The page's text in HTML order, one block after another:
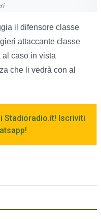
il difensore classe
attaccante classe
caso in vista
che li vedrà con al
Stadioradio.it! Iscriviti